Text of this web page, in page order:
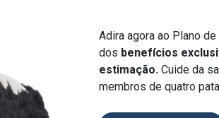
Adira agora ao Plano
dos benefícios
estimação. Cuide da
membros de quatro